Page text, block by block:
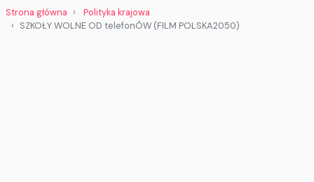
Strona główna
Polityka krajowa
SZKOŁY WOLNE OD telefonÓW (FILM POLSKA2050)